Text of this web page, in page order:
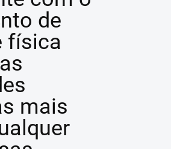
de
física
mais